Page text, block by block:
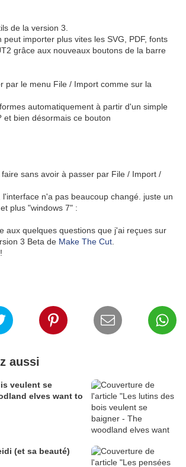
de la version 3.
peut importer plus vites les SVG, PDF, fonts
grâce aux nouveaux boutons de la barre
par le menu File / Import comme sur la
automatiquement à partir d'un simple
et bien désormais ce bouton
sans avoir à passer par File / Import /
l'interface n'a pas beaucoup changé. juste un
plus "windows 7" :
aux quelques questions que j'ai reçues sur
3 Beta de Make The Cut
aussi
veulent se
elves want to
(et sa beauté)